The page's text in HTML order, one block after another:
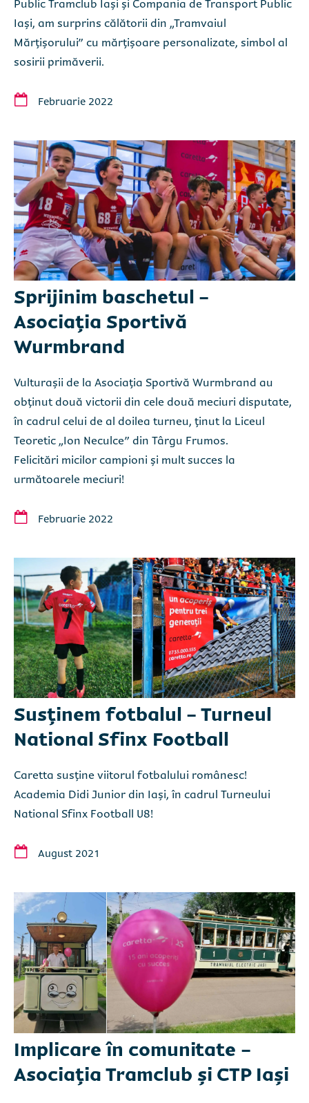
Public Tramclub Iaşi și Compania de Transport Public
Iași, am surprins călătorii din „Tramvaiul
Mărțișorului” cu mărțișoare personalizate, simbol al
sosirii primăverii.
Februarie 2022
Sprijinim baschetul -
Asociația Sportivă
Wurmbrand
Vulturașii de la Asociația Sportivă Wurmbrand au
obținut două victorii din cele două meciuri disputate,
în cadrul celui de al doilea turneu, ținut la Liceul
Teoretic „Ion Neculce” din Târgu Frumos.
Felicitări micilor campioni și mult succes la
următoarele meciuri!
Februarie 2022
Susținem fotbalul - Turneul
National Sfinx Football
Caretta susține viitorul fotbalului românesc!
Academia Didi Junior din Iași, în cadrul Turneului
National Sfinx Football U8!
August 2021
Implicare în comunitate -
Asociaţia Tramclub și CTP Iași